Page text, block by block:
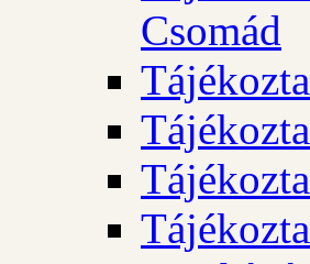
Csomád